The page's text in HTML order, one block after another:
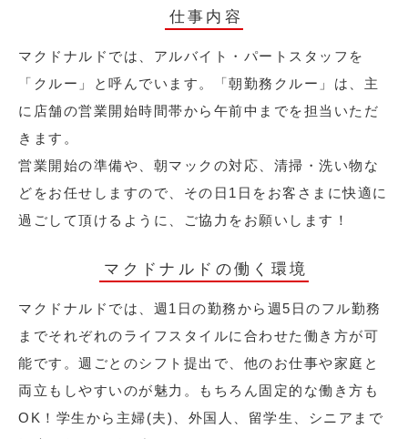
仕事内容
マクドナルドでは、アルバイト・パートスタッフを
「クルー」と呼んでいます。「朝勤務クルー」は、主
に店舗の営業開始時間帯から午前中までを担当いただ
きます。
営業開始の準備や、朝マックの対応、清掃・洗い物な
どをお任せしますので、その日1日をお客さまに快適に
過ごして頂けるように、ご協力をお願いします！
マクドナルドの働く環境
マクドナルドでは、週1日の勤務から週5日のフル勤務
までそれぞれのライフスタイルに合わせた働き方が可
能です。週ごとのシフト提出で、他のお仕事や家庭と
両立もしやすいのが魅力。もちろん固定的な働き方も
OK！学生から主婦(夫)、外国人、留学生、シニアまで